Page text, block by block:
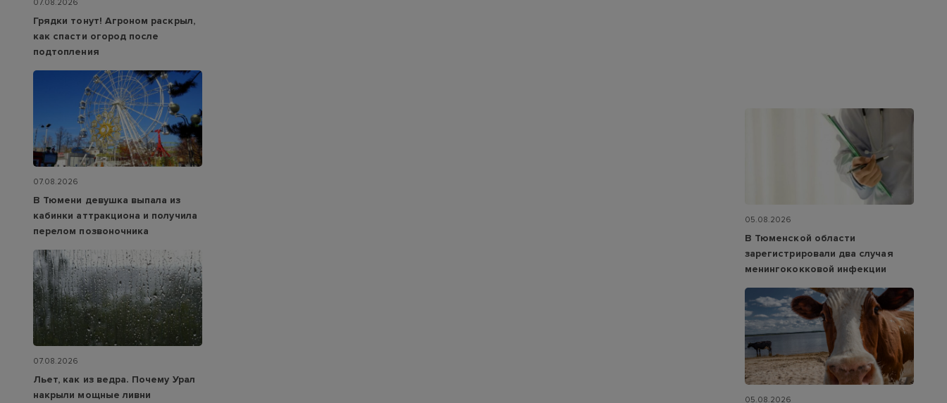
07.08.2026
Грядки тонут! Агроном раскрыл,
как спасти огород после
подтопления
07.08.2026
В Тюмени девушка выпала из
кабинки аттракциона и получила
перелом позвоночника
07.08.2026
Льет, как из ведра. Почему Урал
накрыли мощные ливни
05.08.2026
В Тюменской области
зарегистрировали два случая
менингококковой инфекции
05.08.2026